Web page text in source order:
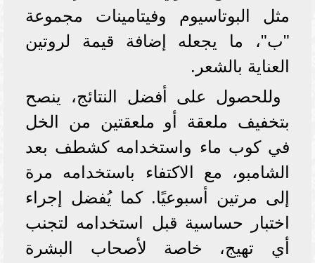
مثل البوتاسيوم وفيتامينات مجموعة
"ب"، ما يجعله إضافة قيمة لروتين
العناية بالشعر.
وللحصول على أفضل النتائج، ينصح
بتخفيف ملعقة أو ملعقتين من الخل
في كوب ماء واستخدامه كشطف بعد
الشامبو، مع الاكتفاء باستخدامه مرة
إلى مرتين أسبوعيًا. كما يُفضل إجراء
اختبار حساسية قبل استخدامه لتجنب
أي تهيج، خاصة لأصحاب البشرة